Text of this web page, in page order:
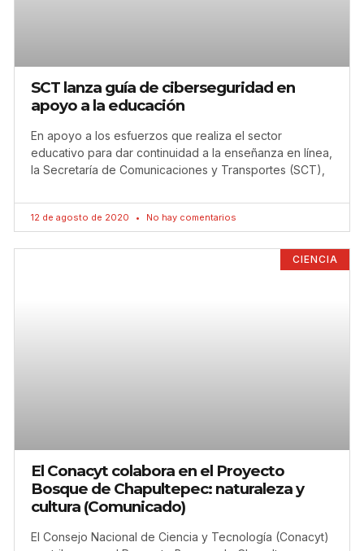
SCT lanza guía de ciberseguridad en
apoyo a la educación
En apoyo a los esfuerzos que realiza el sector
educativo para dar continuidad a la enseñanza en línea,
la Secretaría de Comunicaciones y Transportes (SCT),
12 de agosto de 2020 No hay comentarios
CIENCIA
El Conacyt colabora en el Proyecto
Bosque de Chapultepec: naturaleza y
cultura (Comunicado)
El Consejo Nacional de Ciencia y Tecnología (Conacyt)